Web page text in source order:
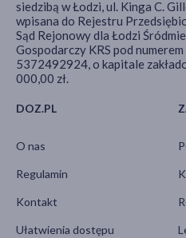
DOZ.PL
O nas
Regulamin
Kontakt
Ułatwienia dostępu
siedzibą w Łodzi, ul. Kinga C.
wpisana do Rejestru
Sąd Rejonowy dla Łodzi
Gospodarczy KRS pod
5372492924, o kapitale
000,00 zł.